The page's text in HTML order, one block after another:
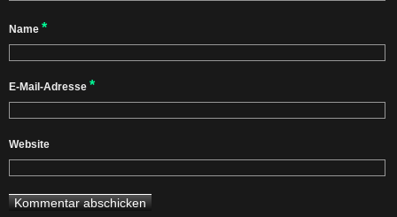
Name *
E-Mail-Adresse *
Website